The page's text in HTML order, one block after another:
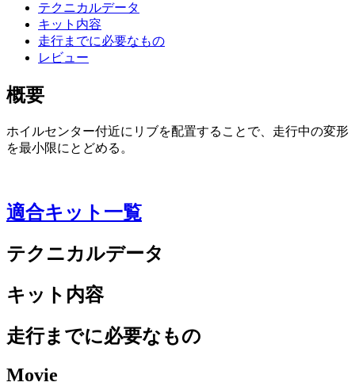
テクニカルデータ
キット内容
走行までに必要なもの
レビュー
概要
ホイルセンター付近にリブを配置することで、走行中の変形
を最小限にとどめる。
適合キット一覧
テクニカルデータ
キット内容
走行までに必要なもの
Movie